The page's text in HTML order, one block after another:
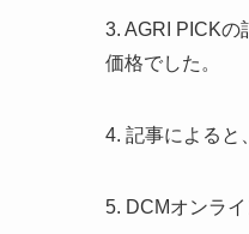
3. AGRI PICKの
価格でした。
4. 記事によると
5. DCMオンラ